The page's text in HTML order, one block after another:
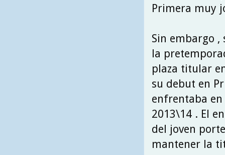
Primera muy
Sin embargo ,
la
plaza titular
su debut en
enfrentaba en
2013\14 . El
del joven
mantener la